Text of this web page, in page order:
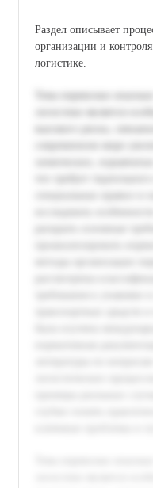
Раздел описывает
организации и
логистике.